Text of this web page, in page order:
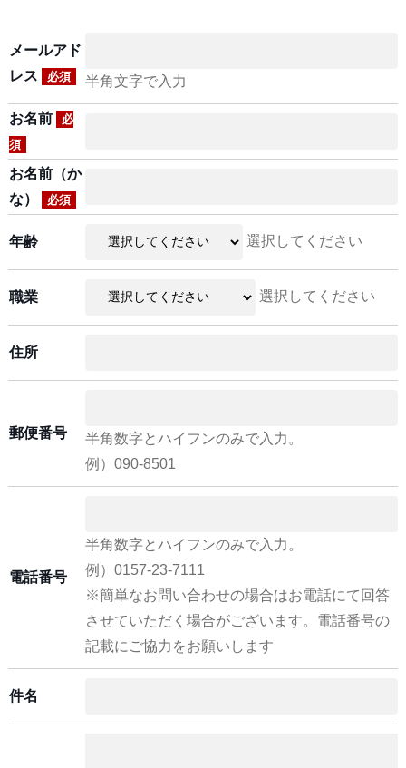
メールアド
レス
必須 半角文字で入力
お名前
必
須
お名前（か
な）
必須
年齢 選択してください
職業 選択してください
住所
郵便番号
半角数字とハイフンのみで入力。
例）090-8501
電話番号
半角数字とハイフンのみで入力。
例）0157-23-7111
※簡単なお問い合わせの場合はお電話にて回答
させていただく場合がございます。電話番号の
記載にご協力をお願いします
件名